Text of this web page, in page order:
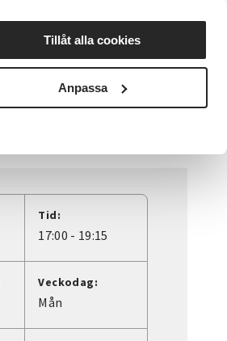
Tillåt alla cookies
Anpassa
Nyheter Avdelningar
Tid:
17:00 - 19:15
Veckodag:
Mån